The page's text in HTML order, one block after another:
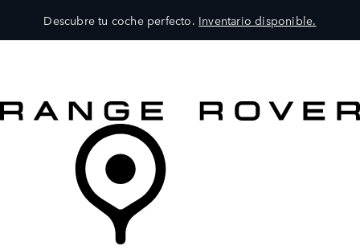
Descubre tu coche perfecto. Inventario disponible.